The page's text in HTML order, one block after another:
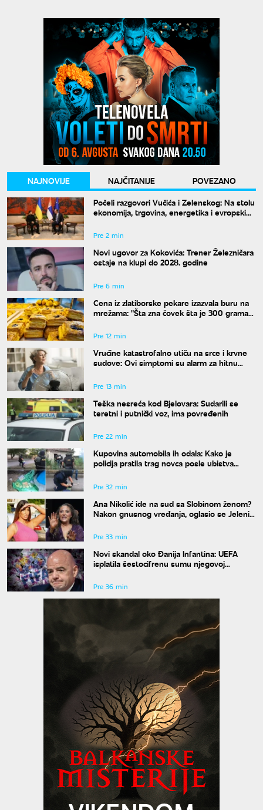
NAJNOVIJE NAJČITANIJE
POVEZANO
Počeli razgovori Vučića i Zelenskog: Na stolu
ekonomija, trgovina, energetika i evropski
Pre 2 min
Novi ugovor za Kokovića: Trener Železničara
ostaje na klupi do 2028. godine
Pre 6 min
Cena iz zlatiborske pekare izazvala buru na
mrežama: "Šta zna čovek šta je 300 grama
Pre 12 min
Vrućine katastrofalno utiču na srce i krvne
sudove: Ovi simptomi su alarm za hitnu
Pre 13 min
Teška nesreća kod Bjelovara: Sudarili se
teretni i putnički voz, ima povređenih
Pre 22 min
Kupovina automobila ih odala: Kako je
policija pratila trag novca posle ubistva
Pre 32 min
Ana Nikolić ide na sud sa Slobinom ženom?
Nakon gnusnog vređanja, oglasio se Jelenin
Pre 33 min
Novi skandal oko Đanija Infantina: UEFA
isplatila šestocifrenu sumu njegovoj
Pre 36 min